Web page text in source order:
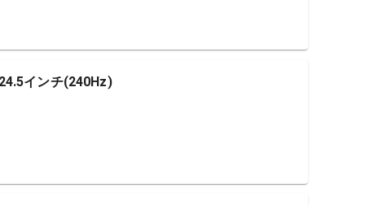
インチ(240Hz)